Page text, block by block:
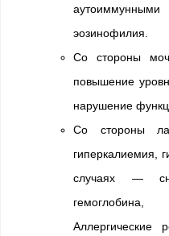
эозинофилия.
Со стороны
повышение
нарушение
Со стороны
гиперкалиемия,
случаях —
Аллергические